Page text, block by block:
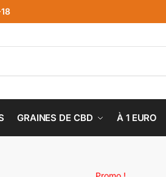
GRAINES DE CBD À 1 EURO